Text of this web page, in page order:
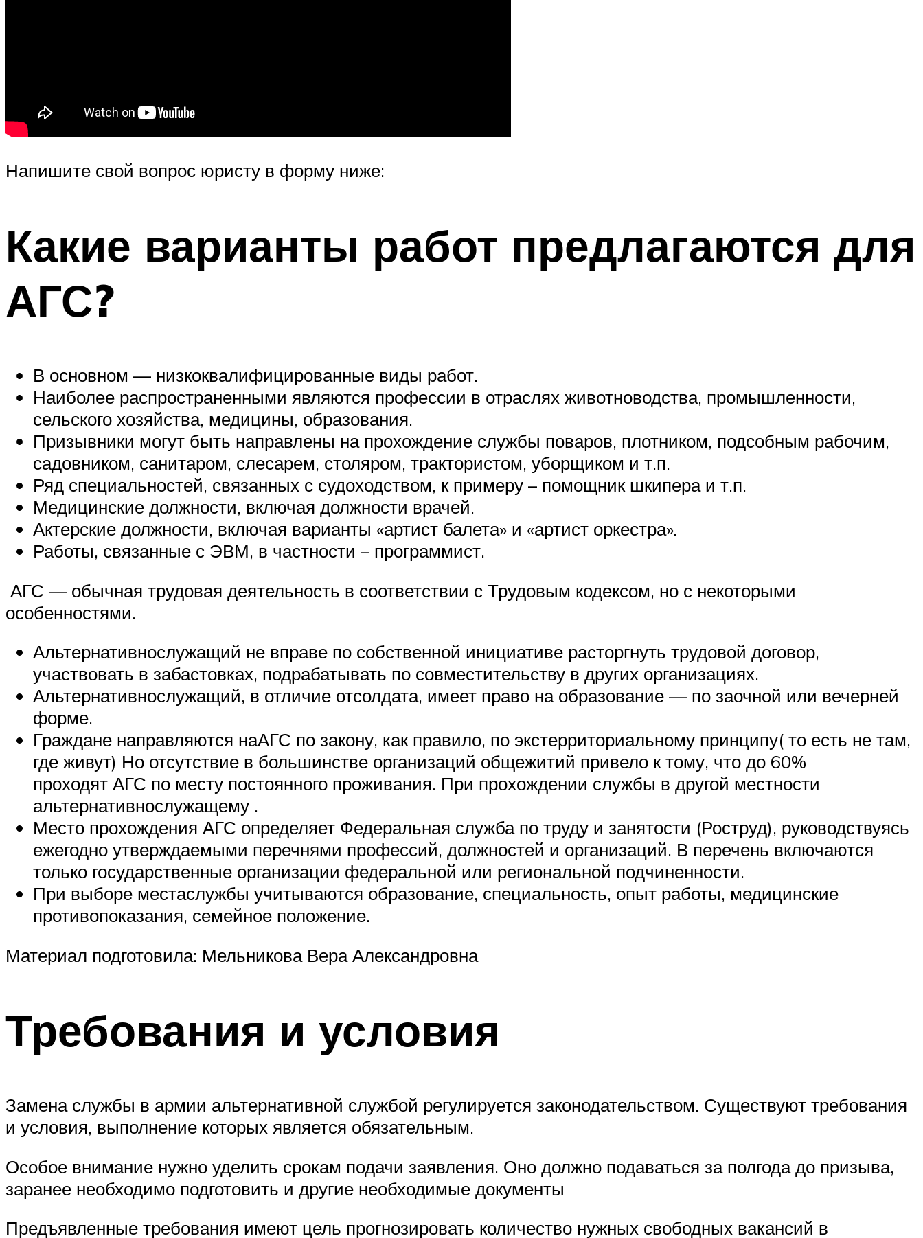
Напишите свой вопрос юристу в форму ниже:
Какие варианты работ предлагаются для
АГС?
В основном — низкоквалифицированные виды работ.
Наиболее распространенными являются профессии в отраслях животноводства, промышленности,
сельского хозяйства, медицины, образования.
Призывники могут быть направлены на прохождение службы поваров, плотником, подсобным рабочим,
садовником, санитаром, слесарем, столяром, трактористом, уборщиком и т.п.
Ряд специальностей, связанных с судоходством, к примеру – помощник шкипера и т.п.
Медицинские должности, включая должности врачей.
Актерские должности, включая варианты «артист балета» и «артист оркестра».
Работы, связанные с ЭВМ, в частности – программист.
АГС — обычная трудовая деятельность в соответствии с Трудовым кодексом, но с некоторыми
особенностями.
Альтернативнослужащий не вправе по собственной инициативе расторгнуть трудовой договор,
участвовать в забастовках, подрабатывать по совместительству в других организациях.
Альтернативнослужащий, в отличие отсолдата, имеет право на образование — по заочной или вечерней
форме.
Граждане направляются наАГС по закону, как правило, по экстерриториальному принципу( то есть не там,
где живут) Но отсутствие в большинстве организаций общежитий привело к тому, что до 60%
проходят АГС по месту постоянного проживания. При прохождении службы в другой местности
альтернативнослужащему .
Место прохождения АГС определяет Федеральная служба по труду и занятости (Роструд), руководствуясь
ежегодно утверждаемыми перечнями профессий, должностей и организаций. В перечень включаются
только государственные организации федеральной или региональной подчиненности.
При выборе местаслужбы учитываются образование, специальность, опыт работы, медицинские
противопоказания, семейное положение.
Материал подготовила: Мельникова Вера Александровна
Требования и условия
Замена службы в армии альтернативной службой регулируется законодательством. Существуют требования
и условия, выполнение которых является обязательным.
Особое внимание нужно уделить срокам подачи заявления. Оно должно подаваться за полгода до призыва,
заранее необходимо подготовить и другие необходимые документы
Предъявленные требования имеют цель прогнозировать количество нужных свободных вакансий в